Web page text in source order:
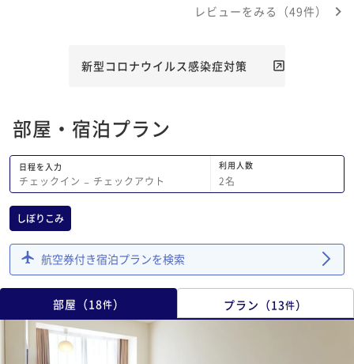
ので、これだけ改善
レビューをみる（49件）
新型コロナウイルス感染症対策
部屋・宿泊プラン
日程を入力
チェックイン − チェックアウト
利用人数
2名
しぼりこみ
航空券付き宿泊プランを検索
部屋 （18件） プラン （13件）